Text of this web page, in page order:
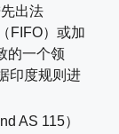
出法
FIFO）或加
的一个领
印度规则进
AS 115）